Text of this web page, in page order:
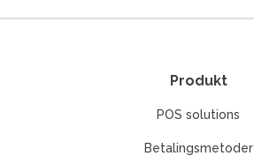
Produkt
POS solutions
Betalingsmetoder